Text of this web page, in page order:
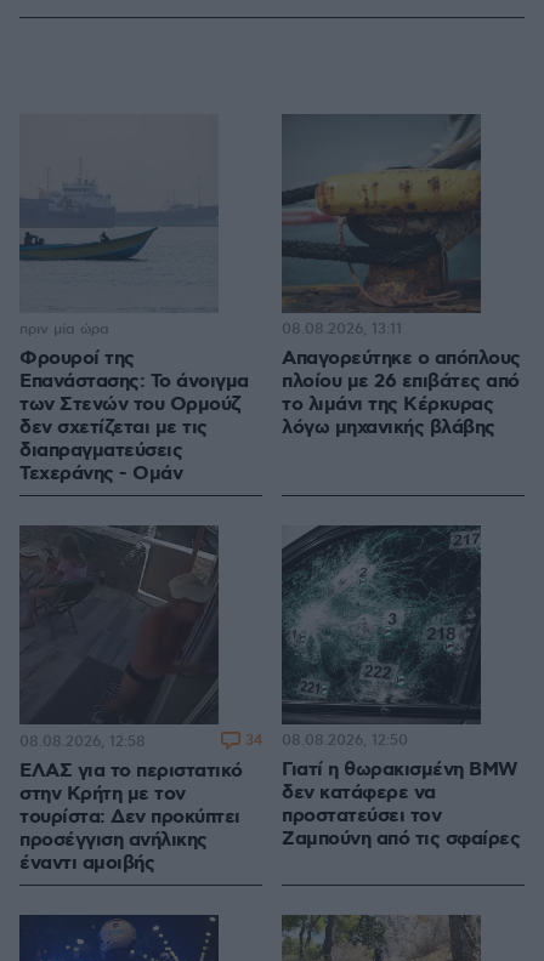
Φρουροί της
Επανάστασης: Το άνοιγμα
των Στενών του Ορμούζ
δεν σχετίζεται με τις
διαπραγματεύσεις
Τεχεράνης - Ομάν
πριν μία ώρα
Απαγορεύτηκε ο απόπλους
πλοίου με 26 επιβάτες από
το λιμάνι της Κέρκυρας
λόγω μηχανικής βλάβης
08.08.2026, 13:11
ΕΛΑΣ για το περιστατικό
στην Κρήτη με τον
τουρίστα: Δεν προκύπτει
προσέγγιση ανήλικης
έναντι αμοιβής
08.08.2026, 12:58 34
Γιατί η θωρακισμένη BMW
δεν κατάφερε να
προστατεύσει τον
Ζαμπούνη από τις σφαίρες
08.08.2026, 12:50